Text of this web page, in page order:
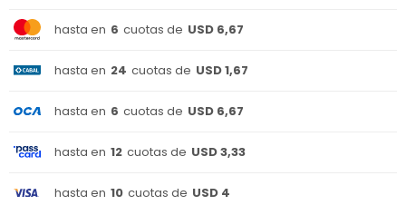
hasta en 6 cuotas de USD 6,67
hasta en 24 cuotas de USD 1,67
hasta en 6 cuotas de USD 6,67
hasta en 12 cuotas de USD 3,33
hasta en 10 cuotas de USD 4